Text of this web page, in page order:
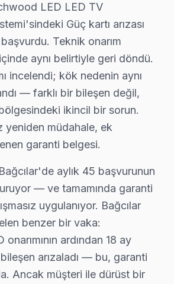
TV Servisi
Techwood ekran'ler açısından
TV Servisi
Techwood ekran'ler için değişik
TV Servisi
Techwood televizyon'lerde
Techwood televizyonunuz'ler
Techwood TV Servisi
Techwood ekran
TV Servisi
Techwood ekran'lerde yaşanan
LED LED TV
Güç kartı arızası
Teknik onarım
aynı belirtiyle geri döndü.
incelendi; kök nedenin aynı
— farklı bir bileşen değil,
ikincil bir sorun.
yeniden müdahale, ek
garanti belgesi.
aylık 45 başvurunun
— ve tamamında garanti
uygulanıyor. Bağcılar
benzer bir vaka:
ardından 18 ay
arızaladı — bu, garanti
Ancak müşteri ile dürüst bir